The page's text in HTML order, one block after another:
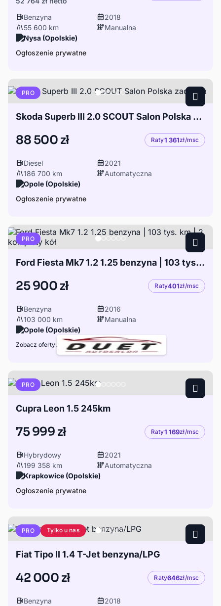
Benzyna
2018
55 600 km
Manualna
Nysa (Opolskie)
Ogłoszenie prywatne
PRO
Skoda Superb III 2.0 SCOUT Salon Polska zadbana
88 500 zł Raty1 361zł/msc
Diesel
2021
186 700 km
Automatyczna
Opole (Opolskie)
Ogłoszenie prywatne
PRO
Ford Fiesta Mk7 1.2 1.25 benzyna | 103 tys. km | 2 komplety kół
25 900 zł Raty401zł/msc
Benzyna
2016
103 000 km
Manualna
Opole (Opolskie)
Zobacz oferty:
PRO
Cupra Leon 1.5 245km
75 999 zł Raty1 169zł/msc
Hybrydowy
2021
199 358 km
Automatyczna
Krapkowice (Opolskie)
Ogłoszenie prywatne
PRO Tylko u nas
Fiat Tipo II 1.4 T-Jet benzyna/LPG
42 000 zł Raty646zł/msc
Benzyna
2018